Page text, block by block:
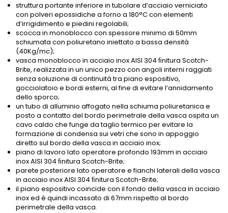
struttura portante inferiore in tubolare d’acciaio verniciato
con polveri epossidiche a forno a 180°C con elementi
d’irrigidimento e piedini regolabili;
scocca in monoblocco con spessore minimo di 50mm
schiumata con poliuretano iniettato a bassa densità
(40Kg/mc);
vasca monoblocco in acciaio inox AISI 304 ﬁnitura Scotch-
Brite, realizzata in un unico pezzo con angoli interni raggiati
senza soluzione di continuità tra piano espositivo,
gocciolatoio e bordi esterni, al fine di evitare l’annidamento
dello sporco;
un tubo di alluminio affogato nella schiuma poliuretanica e
posto a contatto del bordo perimetrale della vasca ospita un
cavo caldo che funge da taglio termico per evitare la
formazione di condensa sui vetri che sono in appoggio
diretto sul bordo della vasca in acciaio inox;
piano di lavoro lato operatore profondo 193mm in acciaio
inox AISI 304 ﬁnitura Scotch-Brite;
parete posteriore lato operatore e fianchi laterali della vasca
in acciaio inox AISI 304 ﬁnitura Scotch-Brite;
il piano espositivo coincide con il fondo della vasca in acciaio
inox ed è quindi incassato di 67mm rispetto al bordo
perimetrale della vasca.